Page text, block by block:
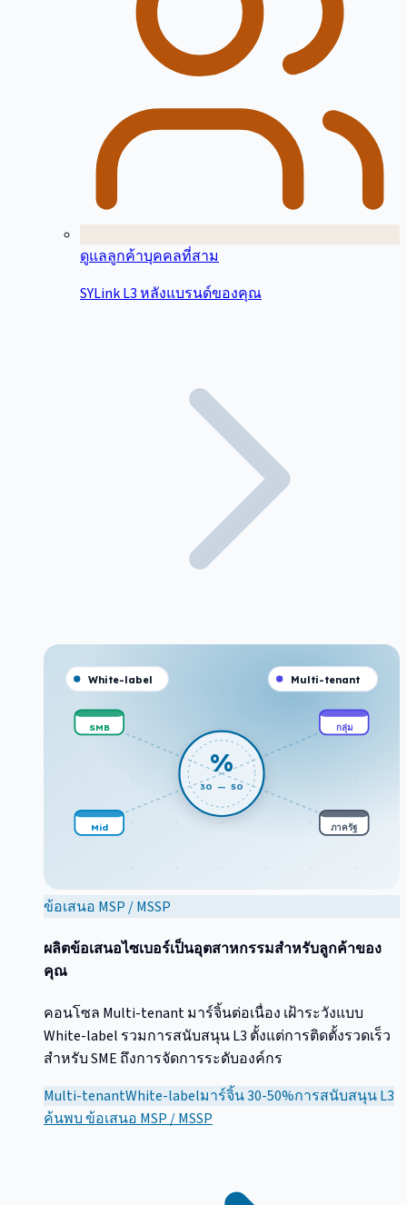
ดูแลลูกค้าบุคคลที่สาม
SYLink L3 หลังแบรนด์ของคุณ
%
30 — 50
SMB
Mid
กลุ่ม
ภาครัฐ
White-label Multi-tenant
ข้อเสนอ MSP / MSSP
ผลิตข้อเสนอไซเบอร์เป็นอุตสาหกรรมสำหรับลูกค้าของ
คุณ
คอนโซล Multi-tenant มาร์จิ้นต่อเนื่อง เฝ้าระวังแบบ
White-label รวมการสนับสนุน L3 ตั้งแต่การติดตั้งรวดเร็ว
สำหรับ SME ถึงการจัดการระดับองค์กร
Multi-tenantWhite-labelมาร์จิ้น 30-50%การสนับสนุน L3
ค้นพบข้อเสนอ MSP / MSSP